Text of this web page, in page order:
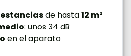
de hasta12 m²
: unos 34 dB
en el aparato